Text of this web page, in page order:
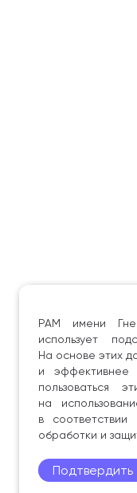
РАМ имени
использует
На основе этих
и эффективнее
пользоваться
на
в соответствии
обработки и
Подтвердить